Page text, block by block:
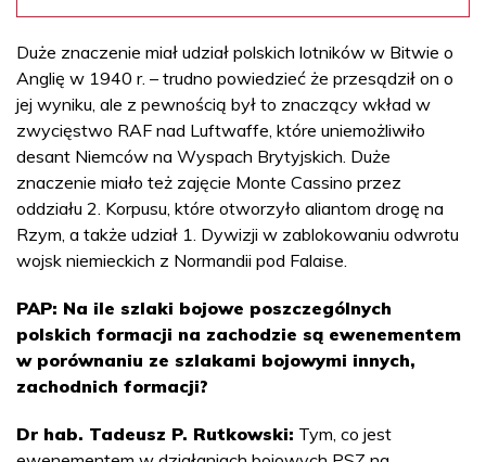
Duże znaczenie miał udział polskich lotników w Bitwie o
Anglię w 1940 r. – trudno powiedzieć że przesądził on o
jej wyniku, ale z pewnością był to znaczący wkład w
zwycięstwo RAF nad Luftwaffe, które uniemożliwiło
desant Niemców na Wyspach Brytyjskich. Duże
znaczenie miało też zajęcie Monte Cassino przez
oddziału 2. Korpusu, które otworzyło aliantom drogę na
Rzym, a także udział 1. Dywizji w zablokowaniu odwrotu
wojsk niemieckich z Normandii pod Falaise.
PAP: Na ile szlaki bojowe poszczególnych
polskich formacji na zachodzie są ewenementem
w porównaniu ze szlakami bojowymi innych,
zachodnich formacji?
Dr hab. Tadeusz P. Rutkowski: Tym, co jest